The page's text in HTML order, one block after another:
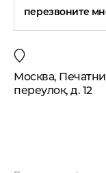
перезвоните
Москва,
переулок, д. 12